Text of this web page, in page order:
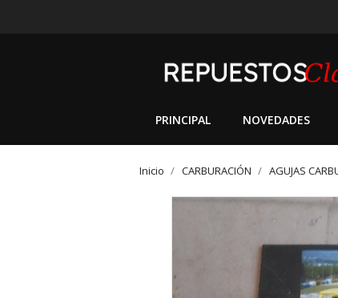
PRINCIPAL NOVEDADES
Inicio CARBURACIÓN AGUJAS